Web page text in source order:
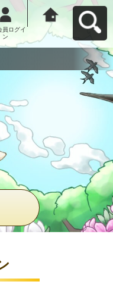
員ログイ
ン
大府市民活動支
援サイト コラビ
アへ戻る